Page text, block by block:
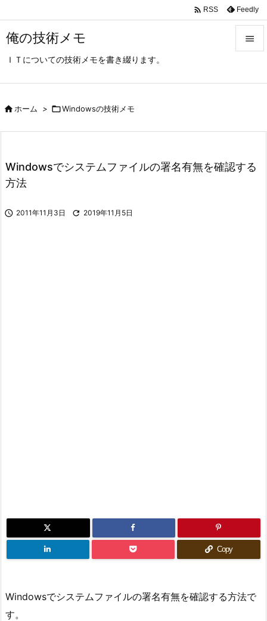
俺の技術メモ
ＩＴについての技術メモを書き綴ります。

次へ
 RSS Feedly
ホーム > Windowsの技術メモ
Windowsでシステムファイルの署名有無を確認する
方法
 2011年11月3日  2019年11月5日
Copy
Windowsでシステムファイルの署名有無を確認する方法で
す。